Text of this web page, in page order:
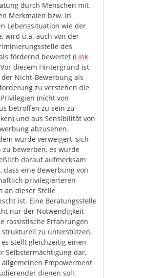
durch Menschen mit
Merkmalen bzw. in
Lebenssituation wie der
wird u.a. auch von der
des
fördernd bewertet (Link
diesem Hintergrund ist
Nicht-Bewerbung als
zu verstehen die
(nicht von
betroffen zu sein zu
und aus Sensibilität von
abzusehen.
wurde verweigert, sich
zu bewerben, es wurde
darauf aufmerksam
dass eine Bewerbung von
privilegierteren
an dieser Stelle
ist. Eine Beratungsstelle
nur der Notwendigkeit
rassistische Erfahrungen
strukturell zu unterstützen,
stellt gleichzeitig einen
Selbstermächtigung dar,
Empowerment
dienen soll.